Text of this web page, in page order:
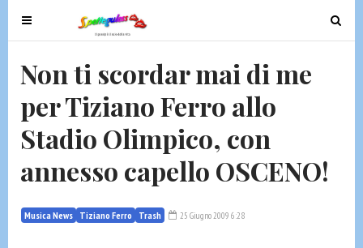
T
o
g
e
n
v
g
T
o
Non ti scordar mai di me
per Tiziano Ferro allo
Stadio Olimpico, con
annesso capello OSCENO!
Musica News Tiziano Ferro Trash 25 Giugno 2009 6:28